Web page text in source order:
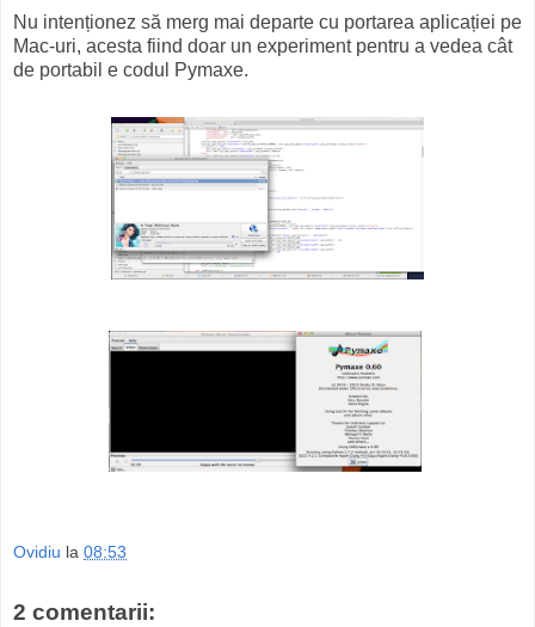
Nu intenționez să merg mai departe cu portarea aplicației pe
Mac-uri, acesta fiind doar un experiment pentru a vedea cât
de portabil e codul Pymaxe.
Ovidiu la 08:53
2 comentarii: